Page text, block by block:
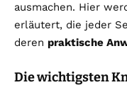
ausmachen. Hier
erläutert, die jeder
deren praktische
Die wichtigsten